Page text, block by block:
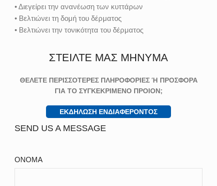
• Διεγείρει την ανανέωση των κυττάρων
• Βελτιώνει τη δομή του δέρματος
• Βελτιώνει την τονικότητα του δέρματος
ΣΤΕΙΛΤΕ ΜΑΣ ΜΗΝΥΜΑ
ΘΕΛΕΤΕ ΠΕΡΙΣΣΟΤΕΡΕΣ ΠΛΗΡΟΦΟΡΙΕΣ Ή ΠΡΟΣΦΟΡΑ
ΓΙΑ ΤΟ ΣΥΓΚΕΚΡΙΜΕΝΟ ΠΡΟΙΟΝ;
ΕΚΔΗΛΩΣΗ ΕΝΔΙΑΦΕΡΟΝΤΟΣ
SEND US A MESSAGE
ΟΝΟΜΑ